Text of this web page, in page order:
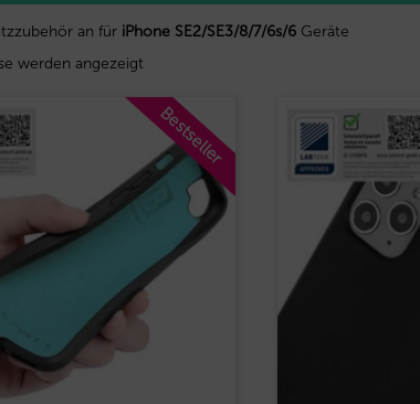
an für iPhone SE2/SE3/8/7/6s/6 Geräte
werden angezeigt
Bestseller